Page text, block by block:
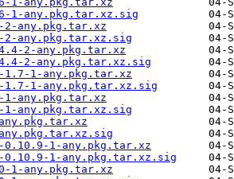
1-any.pkg.tar.xz.sig
any.pkg.tar.xz
any.pkg.tar.xz.sig
2-any.pkg.tar.xz
2-any.pkg.tar.xz.sig
1-any.pkg.tar.xz
1-any.pkg.tar.xz.sig
any.pkg.tar.xz
any.pkg.tar.xz.sig
1-any.pkg.tar.xz
1-any.pkg.tar.xz.sig
1-any.pkg.tar.xz